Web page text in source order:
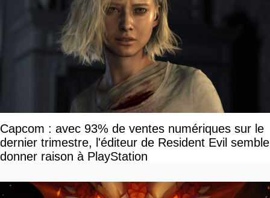
Capcom : avec 93% de ventes numériques sur le
dernier trimestre, l'éditeur de Resident Evil semble
donner raison à PlayStation